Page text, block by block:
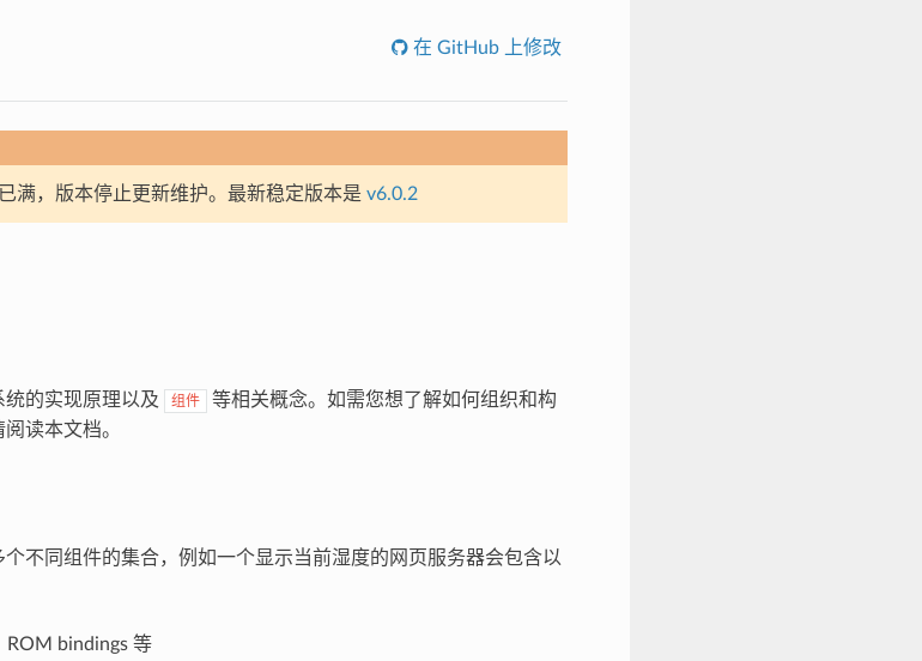
在 GitHub 上修改
满，版本停止更新维护。最新稳定版本是 v6.0.2
统的实现原理以及 组件
等相关概念。如需您想了解如何组织和构
读本文档。
不同组件的集合，例如一个显示当前湿度的网页服务器会包含以
ROM bindings 等